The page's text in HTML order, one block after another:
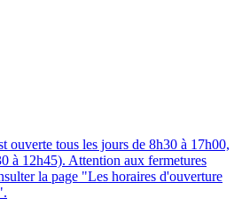
ouverte tous les jours de 8h30 à 17h00,
à 12h45). Attention aux fermetures
la page "Les horaires d'ouverture